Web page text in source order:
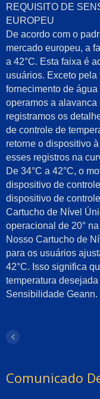
REQUISITO DE
EUROPEU
De acordo com o
mercado europeu, a
a 42°C. Esta faixa é
usuários. Exceto
fornecimento de
operamos a alavanca
registramos os
de controle de
retorne o dispositivo
esses registros na
De 34°C a 42°C, o
dispositivo de
dispositivo de
Cartucho de Nível
operacional de 20°
Nosso Cartucho de
para os usuários
42°C. Isso significa
temperatura
Sensibilidade Geann.
Comunicado